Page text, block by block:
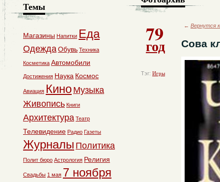
79
год
Тэг: Игры
← Вернутся
Сова
Темы
Магазины Напитки Еда
ОдеждаОбувь Техника
Косметика Автомобили
Достижения Наука Космос
Авиация Кино Музыка
Живопись Книги
Архитектура Театр
Телевидение Радио Газеты
Журналы Политика
Полит бюро Астрология Религия
Свадьбы 1 мая 7 ноября